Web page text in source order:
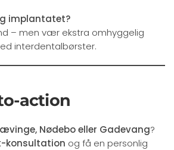
implantatet?
– men vær ekstra omhyggelig
interdentalbørster.
action
Nødebo eller Gadevang?
konsultation og få en personlig